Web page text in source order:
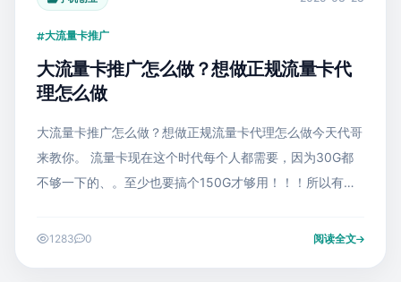
大流量卡推广
大流量卡推广怎么做？想做正规流量卡代
理怎么做
大流量卡推广怎么做？想做正规流量卡代理怎么做今天代哥
来教你。 流量卡现在这个时代每个人都需要，因为30G都
不够一下的、。至少也要搞个150G才够用！！！所以有需
1283 0 阅读全文